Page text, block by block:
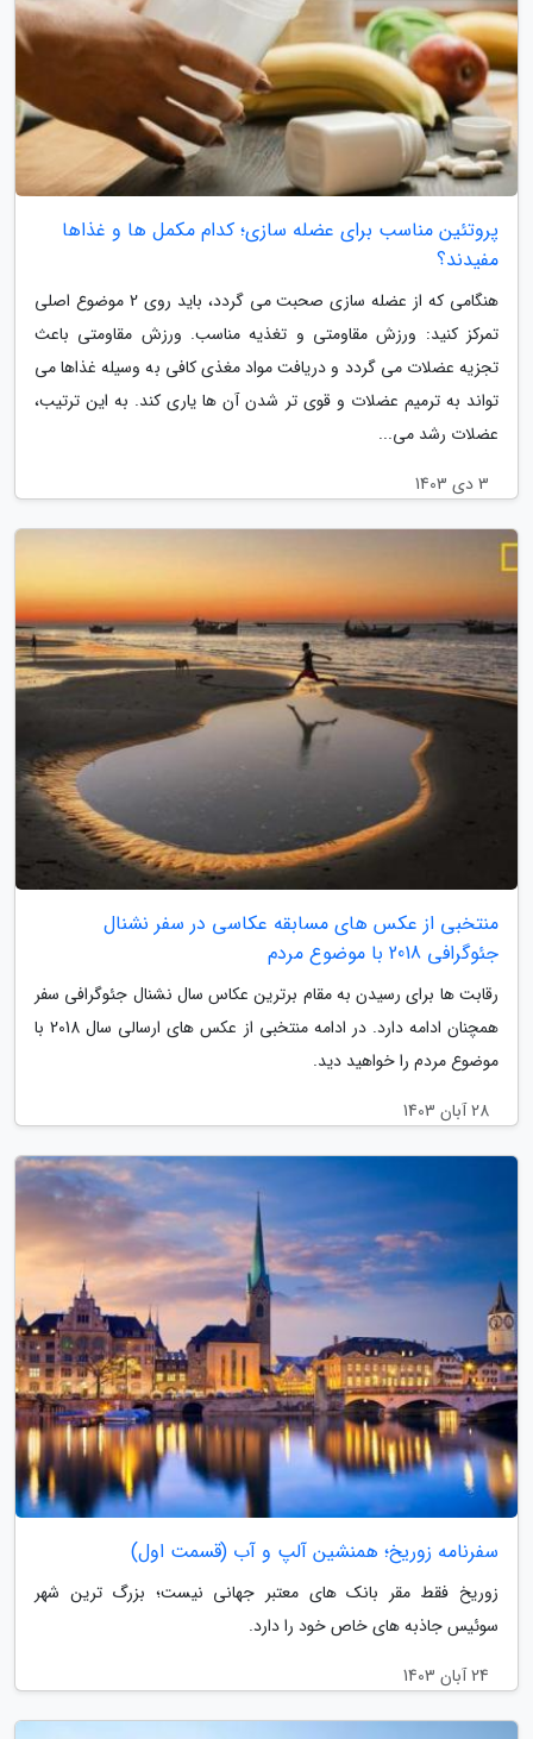
پروتئین مناسب برای عضله سازی؛ کدام مکمل ها و غذاها
مفیدند؟
هنگامی که از عضله سازی صحبت می گردد، باید روی 2 موضوع اصلی
تمرکز کنید: ورزش مقاومتی و تغذیه مناسب. ورزش مقاومتی باعث
تجزیه عضلات می گردد و دریافت مواد مغذی کافی به وسیله غذاها می
تواند به ترمیم عضلات و قوی تر شدن آن ها یاری کند. به این ترتیب،
عضلات رشد می...
3 دی 1403
منتخبی از عکس های مسابقه عکاسی در سفر نشنال
جئوگرافی 2018 با موضوع مردم
رقابت ها برای رسیدن به مقام برترین عکاس سال نشنال جئوگرافی سفر
همچنان ادامه دارد. در ادامه منتخبی از عکس های ارسالی سال 2018 با
موضوع مردم را خواهید دید.
28 آبان 1403
سفرنامه زوریخ؛ همنشین آلپ و آب (قسمت اول)
زوریخ فقط مقر بانک های معتبر جهانی نیست؛ بزرگ ترین شهر
سوئیس جاذبه های خاص خود را دارد.
24 آبان 1403